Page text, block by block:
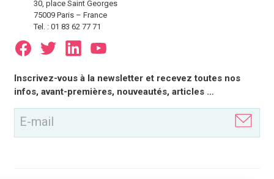
30, place Saint Georges
75009 Paris – France
Tel. : 01 83 62 77 71
E-
mail
(Nécessaire)
Inscrivez-vous à la newsletter et recevez toutes nos
infos, avant-premières, nouveautés, articles …